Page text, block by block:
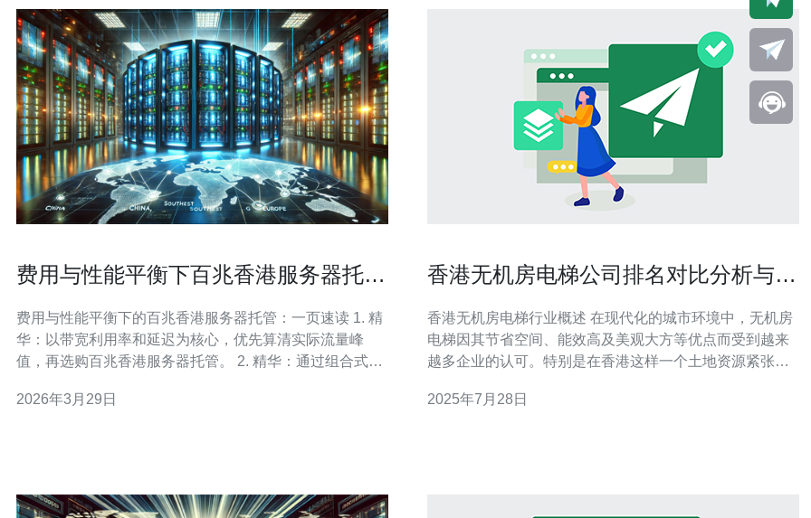
费用与性能平衡下百兆香港服务器托管
费用与性能平衡下的百兆香港服务器托管：一页速读 1. 精
华：以带宽利用率和延迟为核心，优先算清实际流量峰
值，再选购百兆香港服务器托管。 2. 精华：通过组合式采
压低20%—40%。 3. 精华：把SLA、DDoS防护与网络直
2026年3月29日
香港无机房电梯公司排名对比分析与推
香港无机房电梯行业概述 在现代化的城市环境中，无机房
电梯因其节省空间、能效高及美观大方等优点而受到越来
越多企业的认可。特别是在香港这样一个土地资源紧张的
房电梯公司进行详细排名对比分析，帮助您找到最佳、最
2025年7月28日